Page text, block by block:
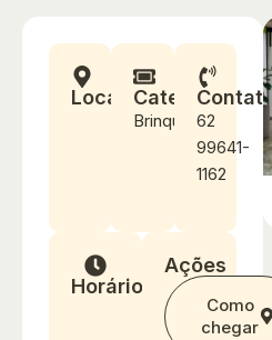
LocalizaçãoCategoria
Brinquedos
Contato
62
99641-
1162
Horários
Ações
Como
chegar